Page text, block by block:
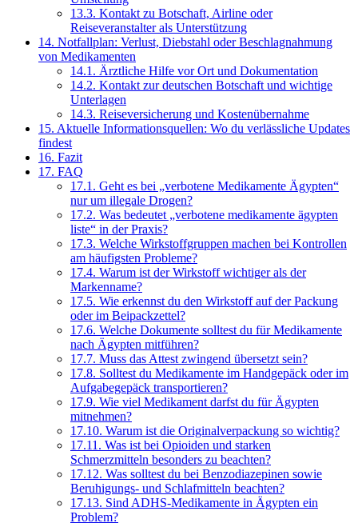
13.3. Kontakt zu Botschaft, Airline oder
Reiseveranstalter als Unterstützung
14. Notfallplan: Verlust, Diebstahl oder Beschlagnahmung
von Medikamenten
14.1. Ärztliche Hilfe vor Ort und Dokumentation
14.2. Kontakt zur deutschen Botschaft und wichtige
Unterlagen
14.3. Reiseversicherung und Kostenübernahme
15. Aktuelle Informationsquellen: Wo du verlässliche Updates
findest
16. Fazit
17. FAQ
17.1. Geht es bei „verbotene Medikamente Ägypten“
nur um illegale Drogen?
17.2. Was bedeutet „verbotene medikamente ägypten
liste“ in der Praxis?
17.3. Welche Wirkstoffgruppen machen bei Kontrollen
am häufigsten Probleme?
17.4. Warum ist der Wirkstoff wichtiger als der
Markenname?
17.5. Wie erkennst du den Wirkstoff auf der Packung
oder im Beipackzettel?
17.6. Welche Dokumente solltest du für Medikamente
nach Ägypten mitführen?
17.7. Muss das Attest zwingend übersetzt sein?
17.8. Solltest du Medikamente im Handgepäck oder im
Aufgabegepäck transportieren?
17.9. Wie viel Medikament darfst du für Ägypten
mitnehmen?
17.10. Warum ist die Originalverpackung so wichtig?
17.11. Was ist bei Opioiden und starken
Schmerzmitteln besonders zu beachten?
17.12. Was solltest du bei Benzodiazepinen sowie
Beruhigungs- und Schlafmitteln beachten?
17.13. Sind ADHS-Medikamente in Ägypten ein
Problem?